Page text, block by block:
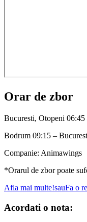
Orar de zbor
Bucuresti, Otopeni
Bodrum 09:15 –
Companie: Animawings
*Orarul de zbor poate
Afla mai multe!sauFa o
Acordati o nota: